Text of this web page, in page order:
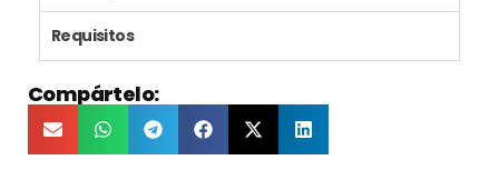
Requisitos
Compártelo: